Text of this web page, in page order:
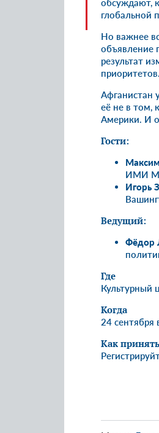
обсуждают,
глобальной
Но важнее
объявление
результат
приоритетов.
Афганистан
её не в том,
Америки. И
Гости:
ИМИ
Игорь
Ведущий:
Фёдор
Где
Культурный
Когда
24 сентября
Как